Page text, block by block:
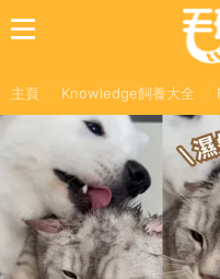
主頁 Knowledge飼養大全